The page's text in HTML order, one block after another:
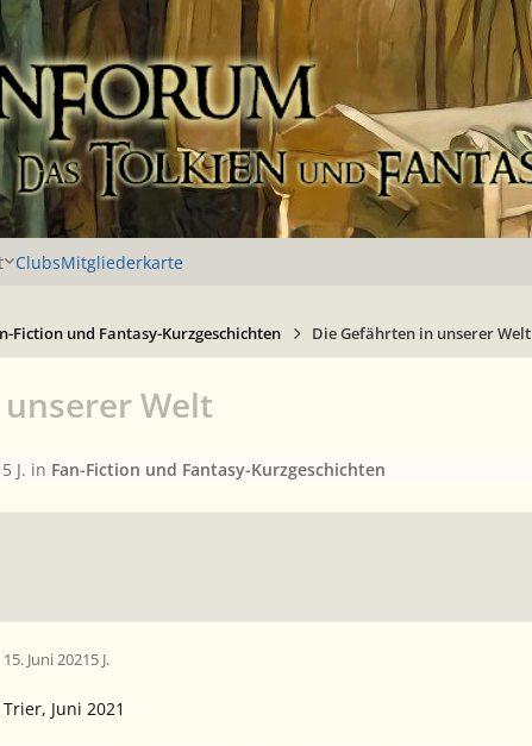
ClubsMitgliederkarte
Fiction und Fantasy-Kurzgeschichten Die Gefährten in unserer Welt
Welt
5 J. in Fan-Fiction und Fantasy-Kurzgeschichten
15. Juni 20215 J.
Trier, Juni 2021